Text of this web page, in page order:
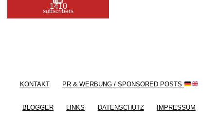
1410
subscribers
KONTAKT PR & WERBUNG / SPONSORED POSTS
BLOGGER LINKS DATENSCHUTZ IMPRESSUM